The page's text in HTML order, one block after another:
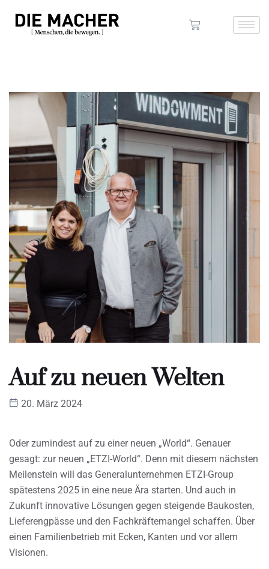
Auf zu neuen Welten
20. März 2024
Oder zumindest auf zu einer neuen „World“. Genauer
gesagt: zur neuen „ETZI-World“. Denn mit diesem nächsten
Meilenstein will das Generalunternehmen ETZI-Group
spätestens 2025 in eine neue Ära starten. Und auch in
Zukunft innovative Lösungen gegen steigende Baukosten,
Lieferengpässe und den Fachkräftemangel schaffen. Über
einen Familienbetrieb mit Ecken, Kanten und vor allem
Visionen.